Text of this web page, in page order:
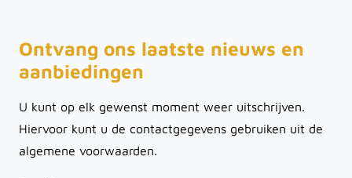
Ontvang ons laatste nieuws en
aanbiedingen
U kunt op elk gewenst moment weer uitschrijven.
Hiervoor kunt u de contactgegevens gebruiken uit de
algemene voorwaarden.